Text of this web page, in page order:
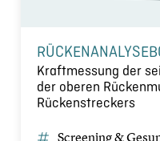
Kraftmessung der
der oberen
Rückenstreckers
Screening &